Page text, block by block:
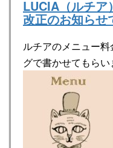
LUCIA（ルチア
改正のお知らせ
ルチアのメニュー
グで書かせてもら